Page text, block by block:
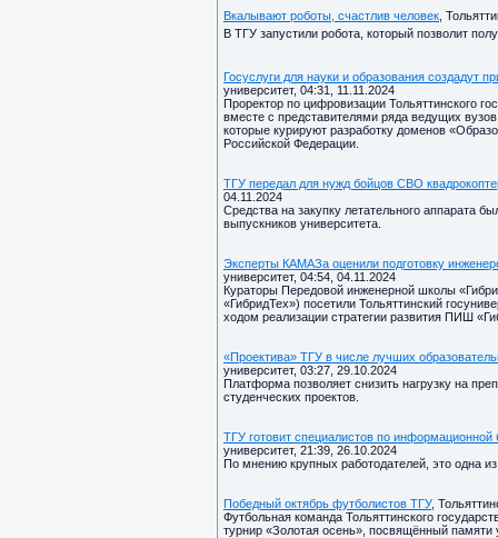
Вкалывают роботы, счастлив человек ,
В ТГУ запустили робота, который позволит
Госуслуги для науки и образования создадут
университет, 04:31, 11.11.2024
Проректор по цифровизации Тольяттинского
вместе с представителями ряда ведущих
которые курируют разработку доменов
Российской Федерации.
ТГУ передал для нужд бойцов СВО
04.11.2024
Средства на закупку летательного аппарата
выпускников университета.
Эксперты КАМАЗа оценили подготовку
университет, 04:54, 04.11.2024
Кураторы Передовой инженерной школы
«ГибридТех») посетили Тольяттинский
ходом реализации стратегии развития ПИШ
«Проектива» ТГУ в числе лучших
университет, 03:27, 29.10.2024
Платформа позволяет снизить нагрузку на
студенческих проектов.
ТГУ готовит специалистов по информационной
университет, 21:39, 26.10.2024
По мнению крупных работодателей, это одна
Победный октябрь футболистов ТГУ,
Футбольная команда Тольяттинского
турнир «Золотая осень», посвящённый